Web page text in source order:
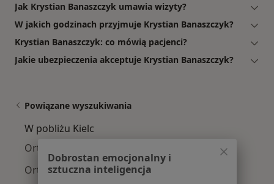
Jak Krystian Banaszczyk umawia wizyty?
W jakich godzinach przyjmuje Krystian Banaszczyk?
Krystian Banaszczyk: co mówią pacjenci?
Jakie ubezpieczenia akceptuje Krystian Banaszczyk?
Powiązane wyszukiwania
W pobliżu Kielc
Ortopedzi w Starachowicach
Ortopedzi w Busku-Zdroju
Dobrostan emocjonalny i
sztuczna inteligencja